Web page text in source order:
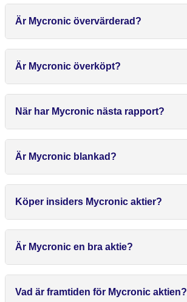
Är Mycronic övervärderad?
Är Mycronic överköpt?
När har Mycronic nästa rapport?
Är Mycronic blankad?
Köper insiders Mycronic aktier?
Är Mycronic en bra aktie?
Vad är framtiden för Mycronic aktien?